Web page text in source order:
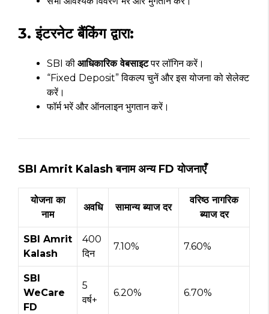
3. इंटरनेट बैंकिंग द्वारा:
SBI की आधिकारिक वेबसाइटपर लॉगिन करें।
“Fixed Deposit” विकल्प चुनें और इस योजना को सेलेक्ट
करें।
फॉर्म भरें और ऑनलाइन भुगतान करें।
SBI Amrit Kalash बनाम अन्य FD योजनाएँ
योजना का
नाम
अवधि सामान्य ब्याज दर
वरिष्ठ नागरिक
ब्याज दर
SBI Amrit
Kalash
400
दिन
7.10% 7.60%
SBI
WeCare
FD
5
वर्ष+
6.20% 6.70%